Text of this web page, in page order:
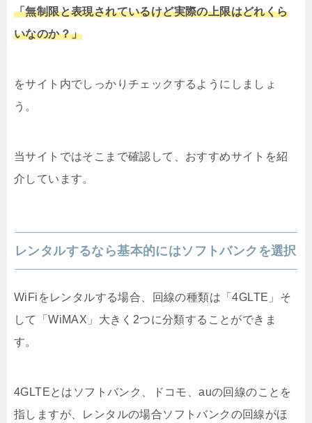
「無制限と表現されているけど実際の上限はどれくら
いなのか？」
をサイト内でしっかりチェックするようにしましょ
う。
当サイトではそこまで確認して、おすすめサイトを紹
介しています。
レンタルするなら基本的にはソフトバンクを選択
WiFiをレンタルする場合、回線の種類は「4GLTE」そ
して「WiMAX」大きく2つに分類することができま
す。
4GLTEとはソフトバンク、ドコモ、auの回線のことを
指しますが、レンタルの場合ソフトバンクの回線がほ